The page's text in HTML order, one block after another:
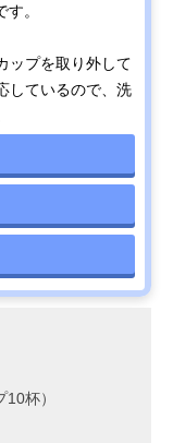
。
ップを取り外して
しているので、洗
杯）